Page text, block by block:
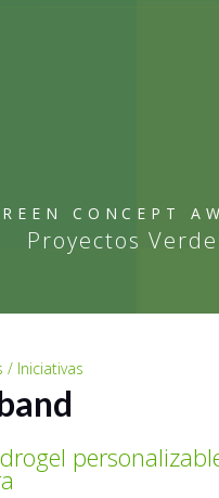
CONCEPT
Proyectos
/ Iniciativas